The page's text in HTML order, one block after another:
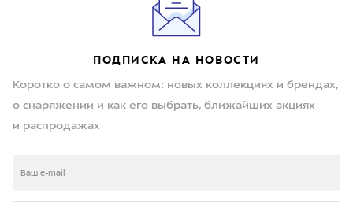
ПОДПИСКА НА НОВОСТИ
Коротко о самом важном: новых коллекциях и брендах,
о снаряжении и как его выбрать, ближайших акциях
и распродажах